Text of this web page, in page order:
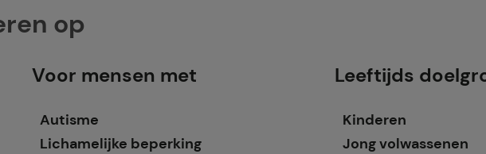
op
Voor mensen met
Autisme
Lichamelijke beperking
Leeftijds
Kinderen
Jong volwassenen